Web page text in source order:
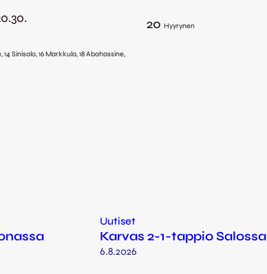
20 Hyyrynen
14 Sinisalo, 16 Markkula, 18 Abahassine,
Uutiset
Karvas 2-1-tappio Salossa
6.8.2026